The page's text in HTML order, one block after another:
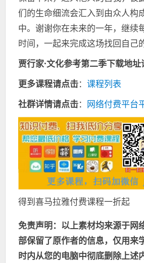
们的生命细流会汇入到由众人构
中。谢谢你在未来的一年，继续
时间，一起来完成这场找回自己
贾行家·文化参考第二季下载地址
更多课程请点击： 课程列表
社群详情请点击： 网络付费平台
得到喜马拉雅付费课程一折起
免责声明：以上素材均来源于网
部保留了原作者的信息，仅用来
时内从您的电脑中彻底删除上述